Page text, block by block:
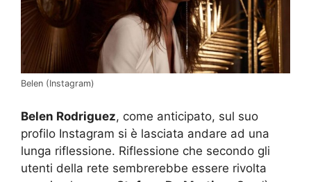
Belen (Instagram)
Belen Rodriguez, come anticipato, sul suo
profilo Instagram si è lasciata andare ad una
lunga riflessione. Riflessione che secondo gli
utenti della rete sembrerebbe essere rivolta